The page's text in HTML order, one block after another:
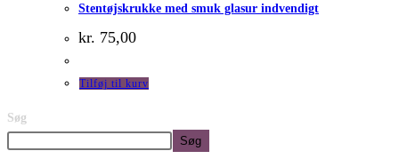
Stentøjskrukke med smuk glasur indvendigt
kr. 75,00
Tilføj til kurv
Søg
Søg